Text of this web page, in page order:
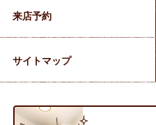
来店予約
サイトマップ